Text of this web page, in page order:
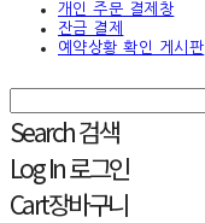
개인 주문 결제창
잔금 결제
예약상황 확인 게시판
Search검색
Log In로그인
Cart장바구니